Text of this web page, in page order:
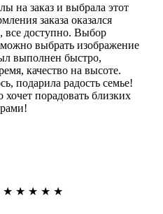
на заказ и выбрала этот
заказа оказался
доступно. Выбор
выбрать изображение
выполнен быстро,
качество на высоте.
подарила радость семье!
порадовать близких
★ ★ ★ ★ ★